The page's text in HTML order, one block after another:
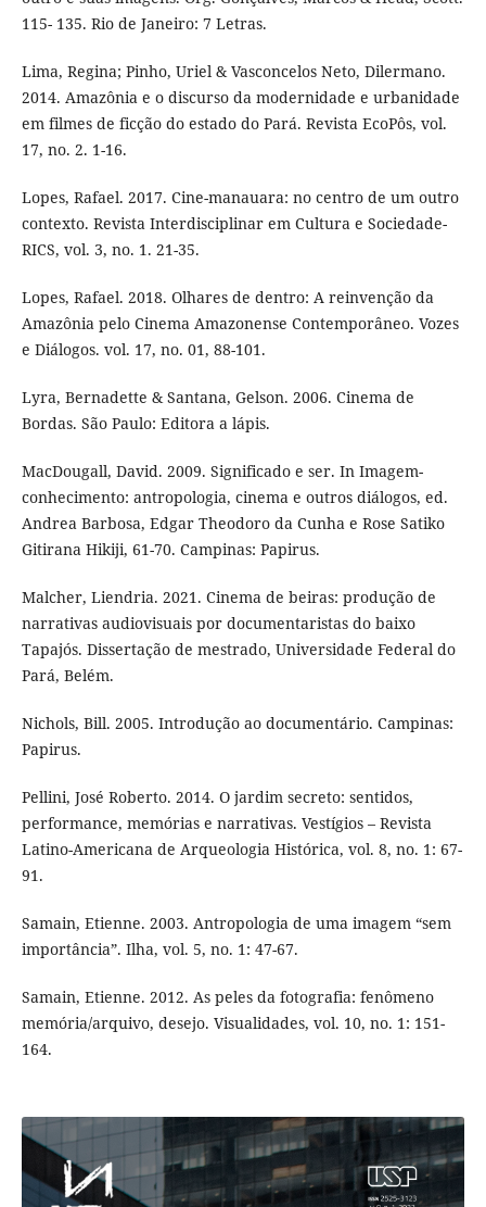
115- 135. Rio de Janeiro: 7 Letras.
Lima, Regina; Pinho, Uriel & Vasconcelos Neto, Dilermano.
2014. Amazônia e o discurso da modernidade e urbanidade
em filmes de ficção do estado do Pará. Revista EcoPôs, vol.
17, no. 2. 1-16.
Lopes, Rafael. 2017. Cine-manauara: no centro de um outro
contexto. Revista Interdisciplinar em Cultura e Sociedade-
RICS, vol. 3, no. 1. 21-35.
Lopes, Rafael. 2018. Olhares de dentro: A reinvenção da
Amazônia pelo Cinema Amazonense Contemporâneo. Vozes
e Diálogos. vol. 17, no. 01, 88-101.
Lyra, Bernadette & Santana, Gelson. 2006. Cinema de
Bordas. São Paulo: Editora a lápis.
MacDougall, David. 2009. Significado e ser. In Imagem-
conhecimento: antropologia, cinema e outros diálogos, ed.
Andrea Barbosa, Edgar Theodoro da Cunha e Rose Satiko
Gitirana Hikiji, 61-70. Campinas: Papirus.
Malcher, Liendria. 2021. Cinema de beiras: produção de
narrativas audiovisuais por documentaristas do baixo
Tapajós. Dissertação de mestrado, Universidade Federal do
Pará, Belém.
Nichols, Bill. 2005. Introdução ao documentário. Campinas:
Papirus.
Pellini, José Roberto. 2014. O jardim secreto: sentidos,
performance, memórias e narrativas. Vestígios – Revista
Latino-Americana de Arqueologia Histórica, vol. 8, no. 1: 67-
91.
Samain, Etienne. 2003. Antropologia de uma imagem “sem
importância”. Ilha, vol. 5, no. 1: 47-67.
Samain, Etienne. 2012. As peles da fotografia: fenômeno
memória/arquivo, desejo. Visualidades, vol. 10, no. 1: 151-
164.